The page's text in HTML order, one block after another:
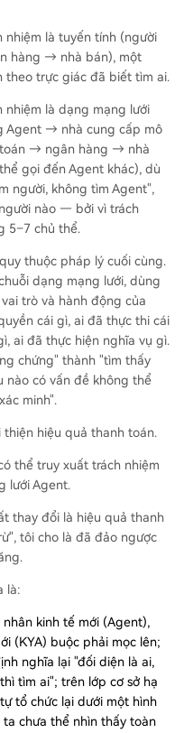
nhiệm là tuyến tính (người
hàng → nhà bán), một
theo trực giác đã biết tìm ai.
nhiệm là dạng mạng lưới
Agent → nhà cung cấp mô
→ ngân hàng → nhà
gọi đến Agent khác), dù
người, không tìm Agent",
nào — bởi vì trách
5–7 chủ thể.
thuộc pháp lý cuối cùng.
dạng mạng lưới, dùng
trò và hành động của
cái gì, ai đã thực thi cái
ai đã thực hiện nghĩa vụ gì.
chứng" thành "tìm thấy
nào có vấn đề không thể
minh".
hiệu quả thanh toán.
thể truy xuất trách nhiệm
lưới Agent.
thay đổi là hiệu quả thanh
tôi cho là đã đảo ngược
là:
kinh tế mới (Agent),
(KYA) buộc phải mọc lên;
nghĩa lại "đối diện là ai,
tìm ai"; trên lớp cơ sở hạ
tổ chức lại dưới một hình
chưa thể nhìn thấy toàn